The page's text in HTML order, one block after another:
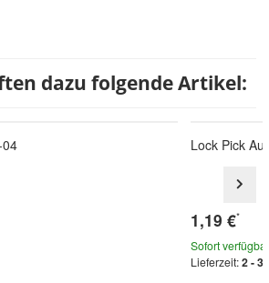
dazu folgende Artikel:
Lock Pick
1,19 €*
Sofort verfügbar
Lieferzeit:2 - 3